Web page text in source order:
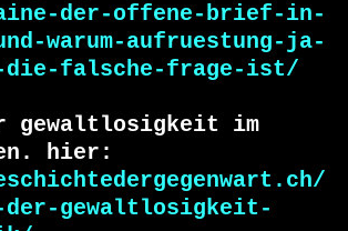
der-offene-brief-in-
warum-aufruestung-ja-
die-falsche-frage-ist/
gewaltlosigkeit im
der-gewaltlosigkeit-